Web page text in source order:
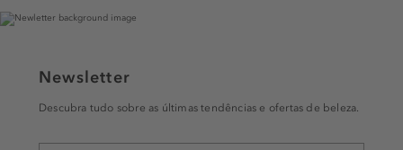
Newsletter
Descubra tudo sobre as últimas tendências e ofertas de beleza.